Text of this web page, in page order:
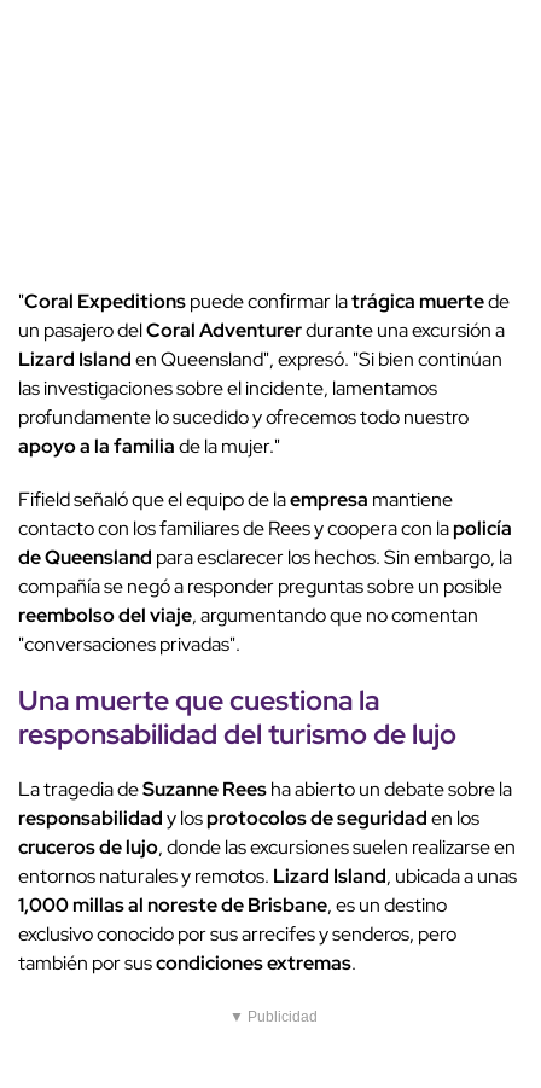
"Coral Expeditionspuede confirmar latrágica muertede
un pasajero delCoral Adventurerdurante una excursión a
Lizard Islanden Queensland", expresó. "Si bien continúan
las investigaciones sobre el incidente, lamentamos
profundamente lo sucedido y ofrecemos todo nuestro
apoyo a la familiade la mujer."
Fifield señaló que el equipo de laempresa mantiene
contacto con los familiares de Rees y coopera con lapolicía
de Queensland para esclarecer los hechos. Sin embargo, la
compañía se negó a responder preguntas sobre un posible
reembolso del viaje, argumentando que no comentan
"conversaciones privadas".
Una muerte que cuestiona la
responsabilidaddel turismo de lujo
La tragedia deSuzanne Reesha abierto un debate sobre la
responsabilidady losprotocolos de seguridaden los
cruceros de lujo, donde las excursiones suelen realizarse en
entornos naturales y remotos. Lizard Island, ubicada a unas
1,000 millas al noreste de Brisbane, es un destino
exclusivo conocido por sus arrecifes y senderos, pero
también por suscondiciones extremas.
▼ Publicidad